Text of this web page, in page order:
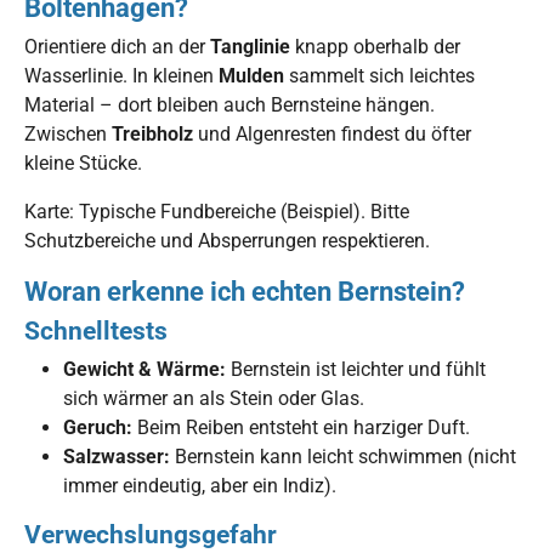
Boltenhagen?
Orientiere dich an derTanglinie knapp oberhalb der
Wasserlinie. In kleinen Mulden sammelt sich leichtes
Material – dort bleiben auch Bernsteine hängen.
Zwischen Treibholz und Algenresten findest du öfter
kleine Stücke.
Karte: Typische Fundbereiche (Beispiel). Bitte
Schutzbereiche und Absperrungen respektieren.
Woran erkenne ich echten Bernstein?
Schnelltests
Gewicht & Wärme: Bernstein ist leichter und fühlt
sich wärmer an als Stein oder Glas.
Geruch: Beim Reiben entsteht ein harziger Duft.
Salzwasser: Bernstein kann leicht schwimmen (nicht
immer eindeutig, aber ein Indiz).
Verwechslungsgefahr